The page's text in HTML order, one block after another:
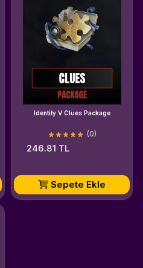
Identity V Clues Package
(0)
246.81 TL
Sepete Ekle